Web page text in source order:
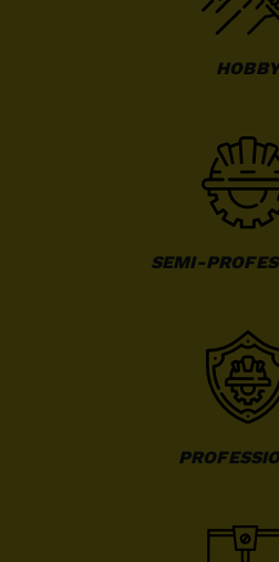
HOBBY
SEMI-